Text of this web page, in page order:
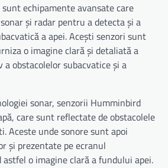
echipamente avansate care
și radar pentru a detecta și a
a apei. Acești senzori sunt
o imagine clară și detaliată a
obstacolelor subacvatice și a
sonar, senzorii Humminbird
care sunt reflectate de obstacolele
Aceste unde sonore sunt apoi
și prezentate pe ecranul
o imagine clară a fundului apei.